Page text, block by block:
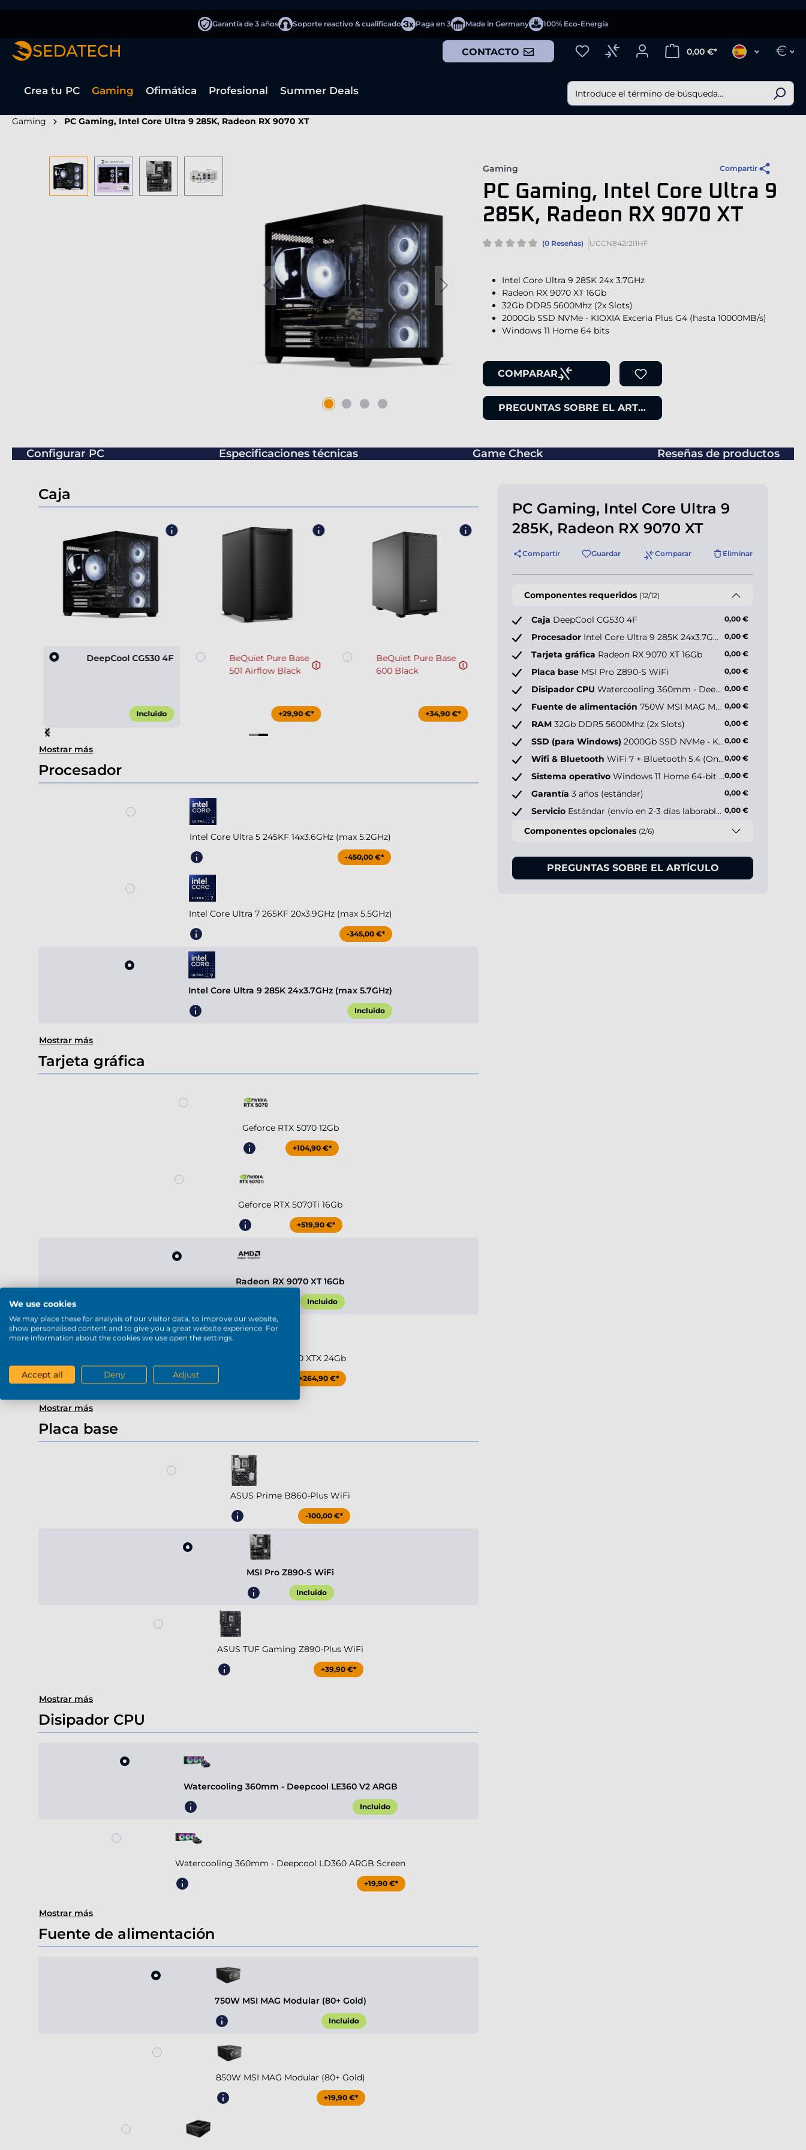
Garantía de 3 años Soporte reactivo & cualificado Paga en 3 Made in Germany 100% Eco-Energía
CONTACTO 0,00 €* €
Crea tu PC Gaming Ofimática Profesional Summer Deals
Gaming PC Gaming, Intel Core Ultra 9 285K, Radeon RX 9070 XT
Omitir galería de imágenes
Gaming Compartir
PC Gaming, Intel Core Ultra 9
285K, Radeon RX 9070 XT
(0 Reseñas) UCCN842I2I1HF
Intel Core Ultra 9 285K 24x 3.7GHz
Radeon RX 9070 XT 16Gb
32Gb DDR5 5600Mhz (2x Slots)
2000Gb SSD NVMe - KIOXIA Exceria Plus G4 (hasta 10000MB/s)
Windows 11 Home 64 bits
COMPARAR
PREGUNTAS SOBRE EL ARTÍCULO
Configurar PC Especificaciones técnicas Game Check Reseñas de productos
Caja
DeepCool CG530 4F
Incluido
BeQuiet Pure Base
501 Airflow Black
+29,90 €*
BeQuiet Pure Base
600 Black
+34,90 €*
Item
2
of
4
Mostrar más
Procesador
Intel Core Ultra 5 245KF 14x3.6GHz (max 5.2GHz)
-450,00 €*
Intel Core Ultra 7 265KF 20x3.9GHz (max 5.5GHz)
-345,00 €*
Intel Core Ultra 9 285K 24x3.7GHz (max 5.7GHz)
Incluido
Mostrar más
Tarjeta gráfica
Geforce RTX 5070 12Gb
+104,90 €*
Geforce RTX 5070Ti 16Gb
+519,90 €*
Radeon RX 9070 XT 16Gb
Incluido
Radeon RX 7900 XTX 24Gb
+264,90 €*
Mostrar más
Placa base
ASUS Prime B860-Plus WiFi
-100,00 €*
MSI Pro Z890-S WiFi
Incluido
ASUS TUF Gaming Z890-Plus WiFi
+39,90 €*
Mostrar más
Disipador CPU
Watercooling 360mm - Deepcool LE360 V2 ARGB
Incluido
Watercooling 360mm - Deepcool LD360 ARGB Screen
+19,90 €*
Mostrar más
Fuente de alimentación
750W MSI MAG Modular (80+ Gold)
Incluido
850W MSI MAG Modular (80+ Gold)
+19,90 €*
PC Gaming, Intel Core Ultra 9
285K, Radeon RX 9070 XT
Compartir Guardar Comparar Eliminar
Componentes requeridos (12/12)
Caja DeepCool CG530 4F 0,00 €
Procesador Intel Core Ultra 9 285K 24x3.7GHz (max 5.7GHz) 0,00 €
Tarjeta gráfica Radeon RX 9070 XT 16Gb 0,00 €
Placa base MSI Pro Z890-S WiFi 0,00 €
Disipador CPU Watercooling 360mm - Deepcool LE360 V2 ARGB 0,00 €
Fuente de alimentación 750W MSI MAG Modular (80+ Gold) 0,00 €
RAM 32Gb DDR5 5600Mhz (2x Slots) 0,00 €
SSD (para Windows) 2000Gb SSD NVMe - KIOXIA Exceria Plus G4 (hasta 10000MB/s)0,00 €
Wifi & Bluetooth WiFi 7 + Bluetooth 5.4 (Onboard)0,00 €
Sistema operativo Windows 11 Home 64-bit ES0,00 €
Garantía 3 años (estándar) 0,00 €
Servicio Estándar (envío en 2-3 días laborables) 0,00 €
Componentes opcionales (2/6)
PREGUNTAS SOBRE EL ARTÍCULO
We use cookies
We may place these for analysis of our visitor data, to improve our website,
show personalised content and to give you a great website experience. For
more information about the cookies we use open the settings.
Accept all Deny Adjust